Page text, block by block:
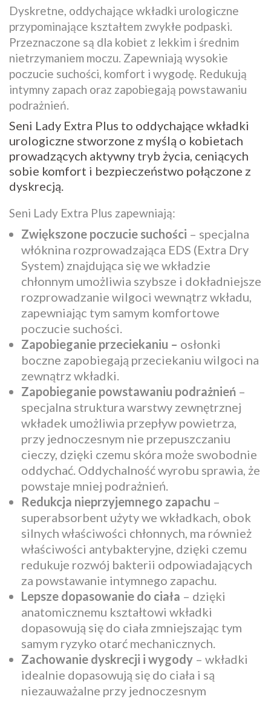
Dyskretne, oddychające wkładki urologiczne
przypominające kształtem zwykłe podpaski.
Przeznaczone są dla kobiet z lekkim i średnim
nietrzymaniem moczu. Zapewniają wysokie
poczucie suchości, komfort i wygodę. Redukują
intymny zapach oraz zapobiegają powstawaniu
podrażnień.
Seni Lady Extra Plus to oddychające wkładki
urologiczne stworzone z myślą o kobietach
prowadzących aktywny tryb życia, ceniących
sobie komfort i bezpieczeństwo połączone z
dyskrecją.
Seni Lady Extra Plus zapewniają:
Zwiększone poczucie suchości – specjalna
włóknina rozprowadzająca EDS (Extra Dry
System) znajdująca się we wkładzie
chłonnym umożliwia szybsze i dokładniejsze
rozprowadzanie wilgoci wewnątrz wkładu,
zapewniając tym samym komfortowe
poczucie suchości.
Zapobieganie przeciekaniu – osłonki
boczne zapobiegają przeciekaniu wilgoci na
zewnątrz wkładki.
Zapobieganie powstawaniu podrażnień –
specjalna struktura warstwy zewnętrznej
wkładek umożliwia przepływ powietrza,
przy jednoczesnym nie przepuszczaniu
cieczy, dzięki czemu skóra może swobodnie
oddychać. Oddychalność wyrobu sprawia, że
powstaje mniej podrażnień.
Redukcja nieprzyjemnego zapachu –
superabsorbent użyty we wkładkach, obok
silnych właściwości chłonnych, ma również
właściwości antybakteryjne, dzięki czemu
redukuje rozwój bakterii odpowiadających
za powstawanie intymnego zapachu.
Lepsze dopasowanie do ciała – dzięki
anatomicznemu kształtowi wkładki
dopasowują się do ciała zmniejszając tym
samym ryzyko otarć mechanicznych.
Zachowanie dyskrecji i wygody – wkładki
idealnie dopasowują się do ciała i są
niezauważalne przy jednoczesnym